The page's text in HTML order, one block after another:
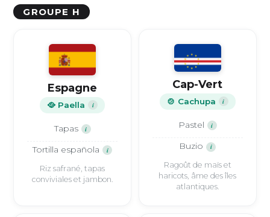
GROUPE H
Espagne
🥘 Paella i
Tapas i
Tortilla española i
Riz safrané, tapas
conviviales et jambon.
Cap-Vert
🍲 Cachupa i
Pastel i
Buzio i
Ragoût de maïs et
haricots, âme des îles
atlantiques.